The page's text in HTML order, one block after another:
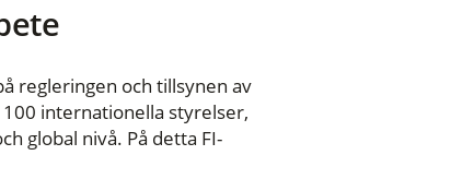
regleringen och tillsynen av
internationella styrelser,
global nivå. På detta FI-